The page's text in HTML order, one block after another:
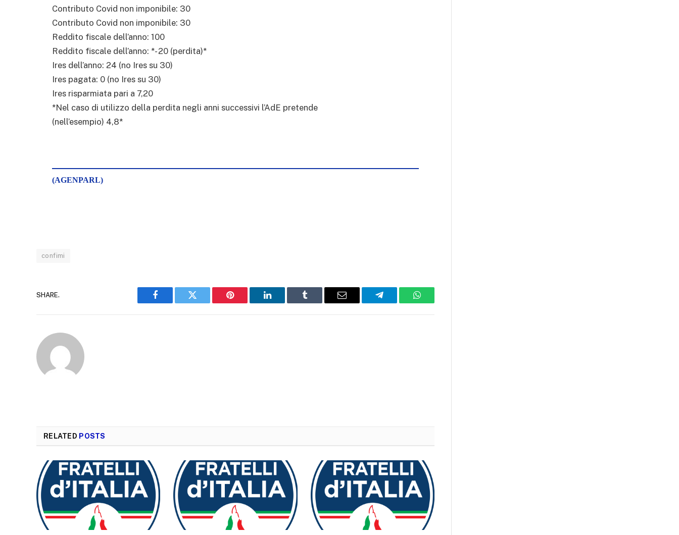
Contributo Covid non imponibile: 30
Contributo Covid non imponibile: 30
Reddito fiscale dell’anno: 100
Reddito fiscale dell’anno: *- 20 (perdita)*
Ires dell’anno: 24 (no Ires su 30)
Ires pagata: 0 (no Ires su 30)
Ires risparmiata pari a 7,20
*Nel caso di utilizzo della perdita negli anni successivi l’AdE pretende
(nell’esempio) 4,8*
(AGENPARL)
confimi
SHARE.
Facebook Twitter Pinterest LinkedIn Tumblr Email Telegram WhatsApp
RELATED POSTS